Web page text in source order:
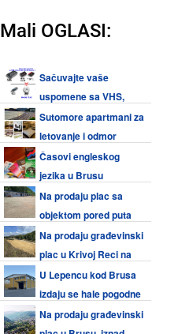
Mali OGLASI:
Sačuvajte vaše
uspomene sa VHS,
Video 8, Hi8, Mini DV kaseta i
audio kaseta
Sutomore apartmani za
letovanje i odmor
Časovi engleskog
jezika u Brusu
Na prodaju plac sa
objektom pored puta
Kruševac - BrusNa prodaju građevinski
plac u Krivoj Reci na
KopaonikuU Lepencu kod Brusa
izdaju se hale pogodne
za razne delatnosti
Na prodaju građevinski